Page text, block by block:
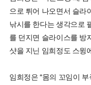
으로 튀어 나오면서 슬라
낚시를 한다는 생각으로
를 던지면 슬라이스를 방
샷을 지닌 임희정도 스윙
임희정은 “몸의 꼬임이